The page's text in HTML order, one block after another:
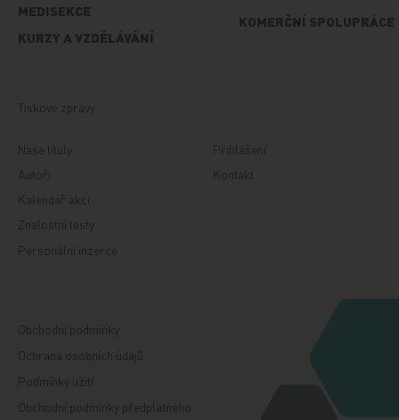
MEDISEKCE
KURZY A VZDĚLÁVÁNÍ
KOMERČNÍ SPOLUPRÁCE
Tiskové zprávy
Naše tituly
Autoři
Kalendář akcí
Znalostní testy
Personální inzerce
Přihlášení
Kontakt
Obchodní podmínky
Ochrana osobních údajů
Podmínky užití
Obchodní podmínky předplatného